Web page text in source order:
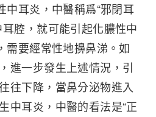
中耳炎，中醫稱爲“邪閉耳
腔，就可能引起化膿性中
需要經常性地擤鼻涕。如
進一步發生上述情況，引
往下降，當鼻分泌物進入
中耳炎，中醫的看法是“正